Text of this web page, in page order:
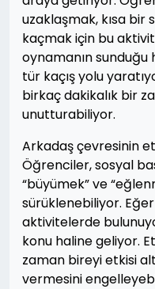
uzaklaşmak, kısa
kaçmak için bu
oynamanın
tür kaçış yolu
birkaç dakikalık bir
unutturabiliyor.
Arkadaş çevresinin
Öğrenciler, sosyal
“büyümek” ve
sürüklenebiliyor.
aktivitelerde
konu haline geliyor.
zaman bireyi etkisi
vermesini